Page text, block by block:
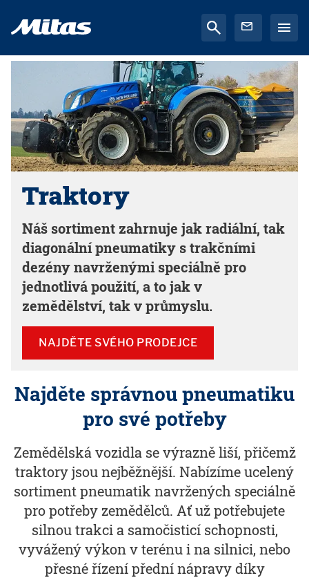
Traktory
Náš sortiment zahrnuje jak radiální, tak
diagonální pneumatiky s trakčními
dezény navrženými speciálně pro
jednotlivá použití, a to jak v
zemědělství, tak v průmyslu.
NAJDĚTE SVÉHO PRODEJCE
Najděte správnou pneumatiku
pro své potřeby
Zemědělská vozidla se výrazně liší, přičemž
traktory jsou nejběžnější. Nabízíme ucelený
sortiment pneumatik navržených speciálně
pro potřeby zemědělců. Ať už potřebujete
silnou trakci a samočisticí schopnosti,
vyvážený výkon v terénu i na silnici, nebo
přesné řízení přední nápravy díky